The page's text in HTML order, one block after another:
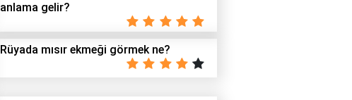
anlama gelir?
Rüyada mısır ekmeği görmek ne?